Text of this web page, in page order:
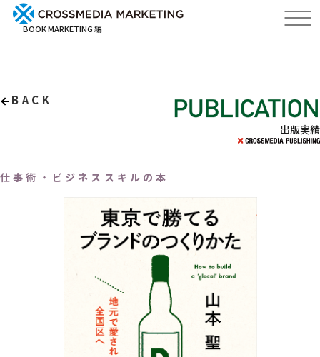
BOOK MARKETING 編
BACK
出版実績
仕事術・ビジネススキルの本